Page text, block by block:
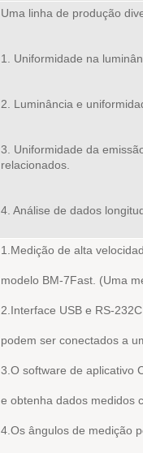
Uma linha de produção
1. Uniformidade na
2. Luminância e
3. Uniformidade da
relacionados.
4. Análise de dados
1.Medição de alta
modelo BM-7Fast. (Uma
2.Interface USB e RS-
podem ser conectados a
3.O software de aplicativo
e obtenha dados medidos
4.Os ângulos de medição